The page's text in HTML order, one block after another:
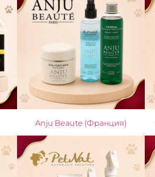
Anju Beaute (Франция)